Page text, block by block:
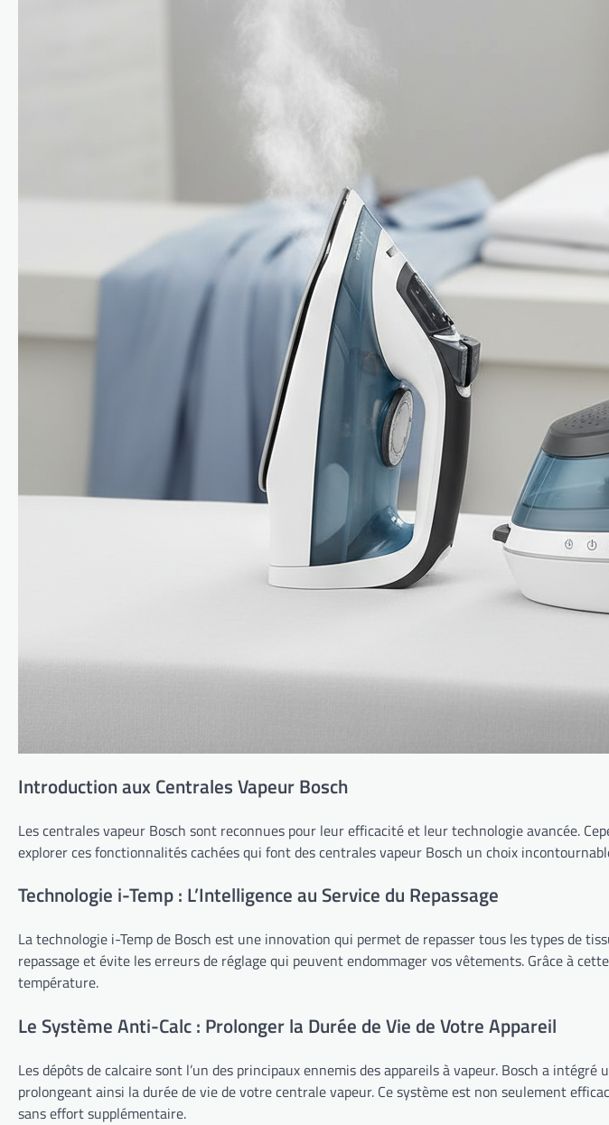
Introduction aux Centrales Vapeur Bosch
Les centrales vapeur Bosch sont reconnues pour leur efficacité et leur technologie avancée.
explorer ces fonctionnalités cachées qui font des centrales vapeur Bosch un choix
Technologie i-Temp : L’Intelligence au Service du Repassage
La technologie i-Temp de Bosch est une innovation qui permet de repasser tous les types de
repassage et évite les erreurs de réglage qui peuvent endommager vos vêtements. Grâce à
température.
Le Système Anti-Calc : Prolonger la Durée de Vie de Votre Appareil
Les dépôts de calcaire sont l’un des principaux ennemis des appareils à vapeur. Bosch a
prolongeant ainsi la durée de vie de votre centrale vapeur. Ce système est non seulement
sans effort supplémentaire.